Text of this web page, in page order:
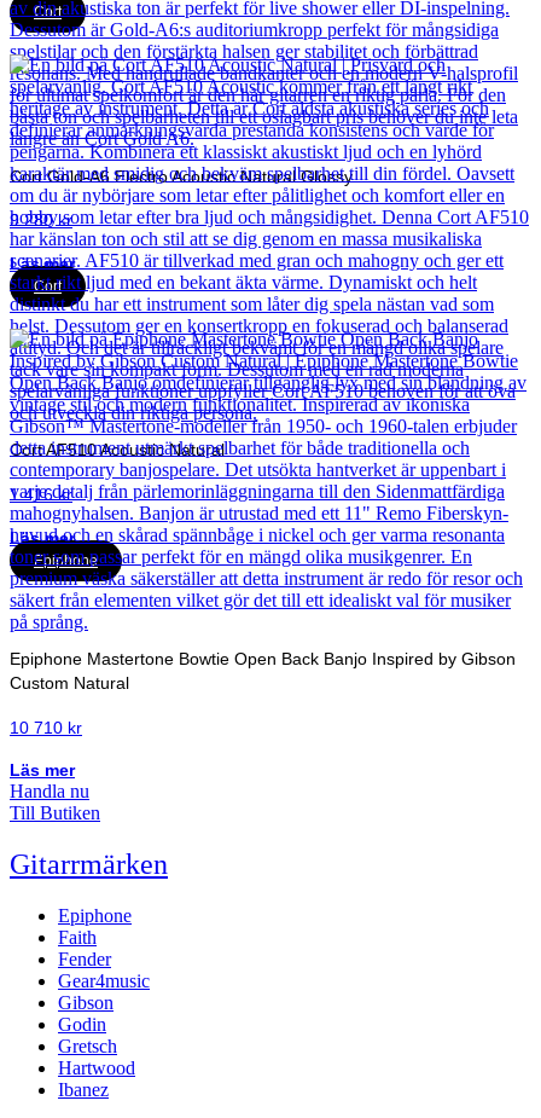
Cort
Cort Gold-A6 Electro Acoustic Natural Glossy
9 280kr
Läs mer
Cort
Cort AF510 Acoustic Natural
1 416kr
Läs mer
Epiphone
Epiphone Mastertone Bowtie Open Back Banjo Inspired by Gibson
Custom Natural
10 710 kr
Läs mer
Handla nu
Till Butiken
Gitarrmärken
Epiphone
Faith
Fender
Gear4music
Gibson
Godin
Gretsch
Hartwood
Ibanez